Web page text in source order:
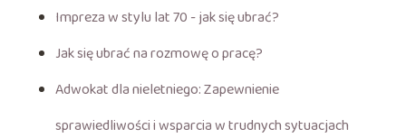
Impreza w stylu lat 70 - jak się ubrać?
Jak się ubrać na rozmowę o pracę?
Adwokat dla nieletniego: Zapewnienie
sprawiedliwości i wsparcia w trudnych sytuacjach